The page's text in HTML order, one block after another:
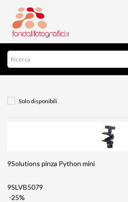
Solo disponibili
9Solutions pinza Python mini
9SLVB5079
-25%